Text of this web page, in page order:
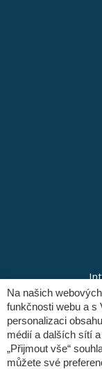
Na našich
funkčnosti webu a s
personalizaci
médií a dalších sítí
„Přijmout vše“
můžete své